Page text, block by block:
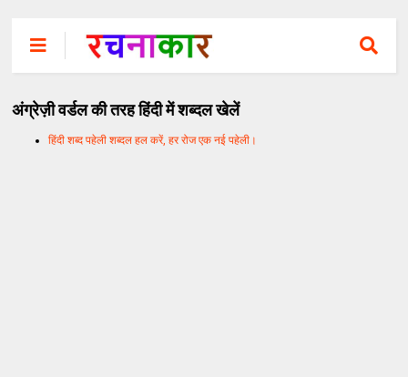
अंग्रेज़ी वर्डल की तरह हिंदी में शब्दल खेलें
हिंदी शब्द पहेली शब्दल हल करें, हर रोज एक नई पहेली।